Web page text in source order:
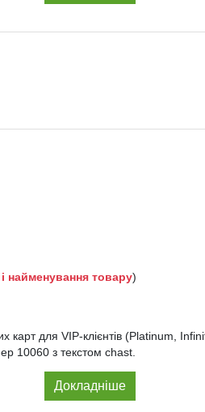
і найменування товару)
карт для VIP-клієнтів (Platinum,
10060 з текстом chast.
Докладніше